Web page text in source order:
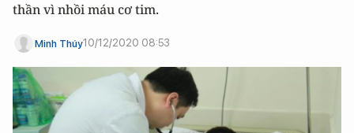
thần vì nhồi máu cơ tim.
Minh Thúy10/12/2020 08:53